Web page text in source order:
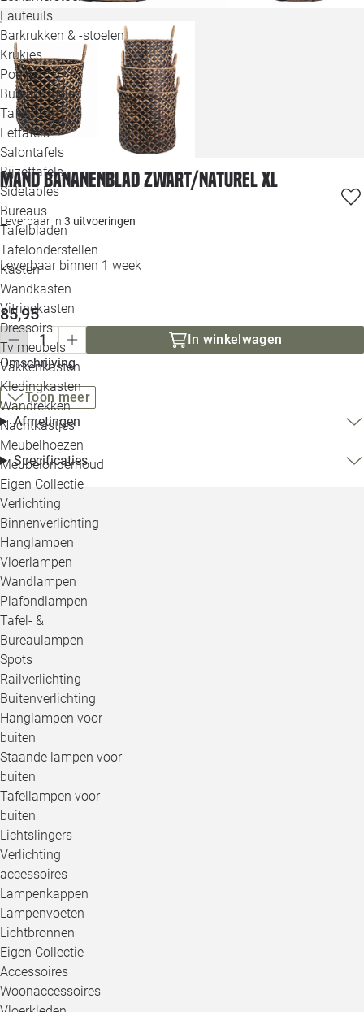
Fauteuils
Barkrukken & -stoelen
Krukjes
Poefjes
Bureaustoelen
Tafels
Eettafels
Salontafels
Bijzettafels
Sidetables
Bureaus
Tafelbladen
Tafelonderstellen
Kasten
Wandkasten
Vitrinekasten
Dressoirs
Tv meubels
Vakkenkasten
Kledingkasten
Wandrekken
Nachtkastjes
Meubelhoezen
Meubelonderhoud
Eigen Collectie
Verlichting
Binnenverlichting
Hanglampen
Vloerlampen
Wandlampen
Plafondlampen
Tafel- &
Bureaulampen
Spots
Railverlichting
Buitenverlichting
Hanglampen voor
buiten
Staande lampen voor
buiten
Tafellampen voor
buiten
Lichtslingers
Verlichting
accessoires
Lampenkappen
Lampenvoeten
Lichtbronnen
Eigen Collectie
Accessoires
Woonaccessoires
Mand Bananenblad zwart/naturel XL
Leverbaar in 3 uitvoeringen
Leverbaar binnen 1 week
85,95
In winkelwagen
Omschrijving
Toon meer
Afmetingen
Specificaties